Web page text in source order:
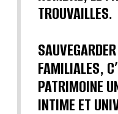
TROUVAILLES.
FAMILIALES,
PATRIMOINE
INTIME ET